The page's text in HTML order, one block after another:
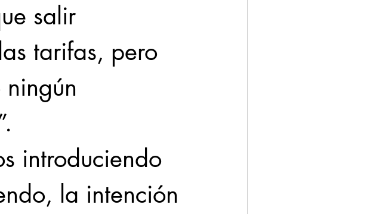
salir
tarifas, pero
introduciendo
la intención